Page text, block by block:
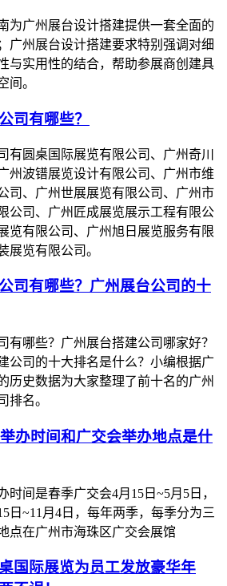
为广州展台设计搭建提供一套全面的
广州展台设计搭建要求特别强调对细
与实用性的结合，帮助参展商创建具
间。
司有哪些？
有圆桌国际展览有限公司、广州奇川
州波镨展览设计有限公司、广州市维
司、广州世展展览有限公司、广州市
公司、广州匠成展览展示工程有限公
览有限公司、广州旭日展览服务有限
展览有限公司。
司有哪些？广州展台公司的十
有哪些？广州展台搭建公司哪家好？
公司的十大排名是什么？小编根据广
历史数据为大家整理了前十名的广州
排名。
办时间和广交会举办地点是什
时间是春季广交会4月15日~5月5日，
日~11月4日，每年两季，每季分为三
点在广州市海珠区广交会展馆
国际展览为员工发放豪华年